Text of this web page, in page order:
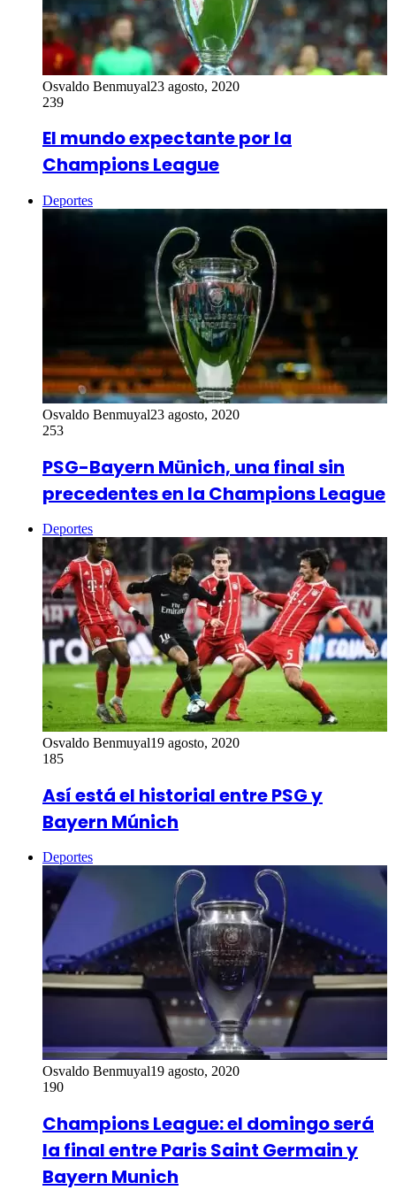
Osvaldo Benmuyal23 agosto, 2020
239
El mundo expectante por la
Champions League
Deportes
Osvaldo Benmuyal23 agosto, 2020
253
PSG-Bayern Münich, una final sin
precedentes en la Champions League
Deportes
Osvaldo Benmuyal19 agosto, 2020
185
Así está el historial entre PSG y
Bayern Múnich
Deportes
Osvaldo Benmuyal19 agosto, 2020
190
Champions League: el domingo será
la final entre Paris Saint Germain y
Bayern Munich